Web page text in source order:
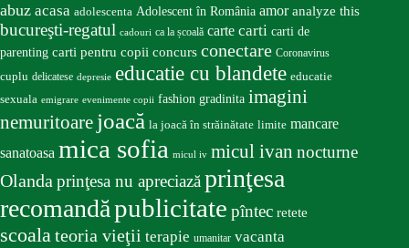
abuz acasa adolescenta Adolescent în România amor analyze this
bucureşti-regatul cadouri ca la școală carte carti carti de
parenting carti pentru copii concurs conectare Coronavirus
cuplu delicatese depresie educatie cu blandete educatie
sexuala emigrare evenimente copii fashion gradinita imagini
nemuritoare joacă la joacă în străinătate limite mancare
sanatoasa mica sofia micul iv micul ivan nocturne
Olandaprinţesa nu apreciazăprinţesa
recomandăpublicitate pîntec retete
scoalateoria vieţii terapie umanitar vacanta